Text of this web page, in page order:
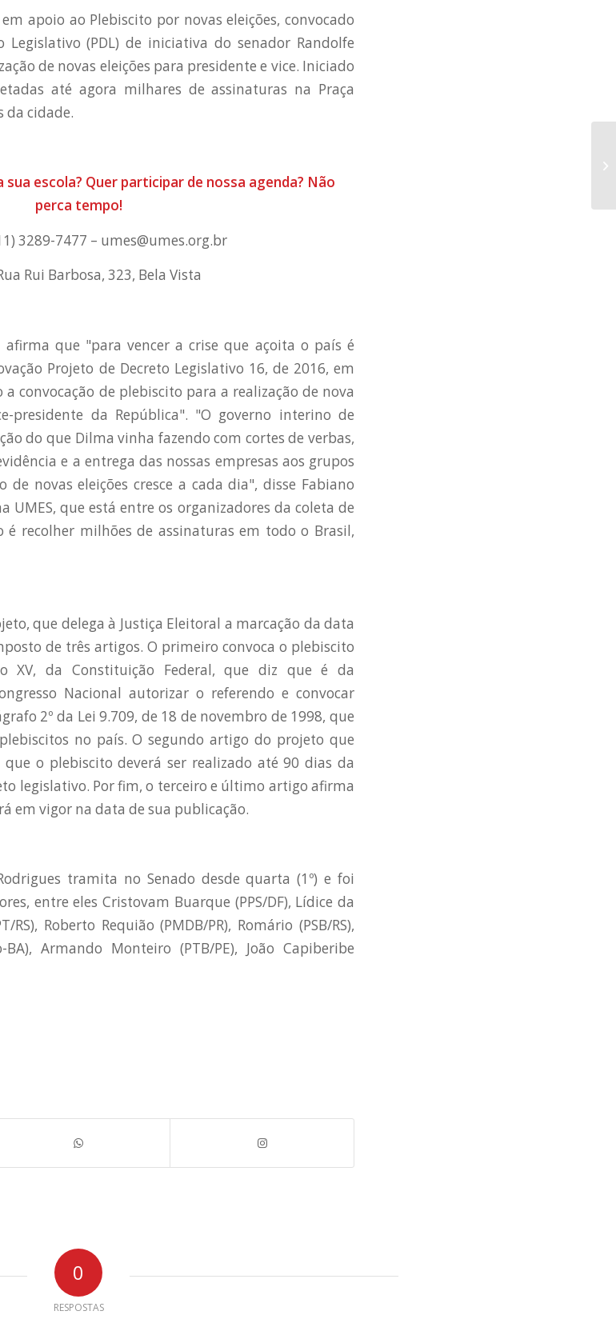
apoio ao Plebiscito por novas eleições, convocado
Legislativo (PDL) de iniciativa do senador Randolfe
de novas eleições para presidente e vice. Iniciado
até agora milhares de assinaturas na Praça
da cidade.
escola? Quer participar de nossa agenda? Não
perca tempo!
3289-7477 – umes@umes.org.br
Rui Barbosa, 323, Bela Vista
que "para vencer a crise que açoita o país é
Projeto de Decreto Legislativo 16, de 2016, em
convocação de plebiscito para a realização de nova
presidente da República". "O governo interino de
do que Dilma vinha fazendo com cortes de verbas,
e a entrega das nossas empresas aos grupos
de novas eleições cresce a cada dia", disse Fabiano
UMES, que está entre os organizadores da coleta de
é recolher milhões de assinaturas em todo o Brasil,
que delega à Justiça Eleitoral a marcação da data
de três artigos. O primeiro convoca o plebiscito
XV, da Constituição Federal, que diz que é da
Nacional autorizar o referendo e convocar
2º da Lei 9.709, de 18 de novembro de 1998, que
no país. O segundo artigo do projeto que
que o plebiscito deverá ser realizado até 90 dias da
legislativo. Por fim, o terceiro e último artigo afirma
em vigor na data de sua publicação.
tramita no Senado desde quarta (1º) e foi
entre eles Cristovam Buarque (PPS/DF), Lídice da
RS), Roberto Requião (PMDB/PR), Romário (PSB/RS),
Armando Monteiro (PTB/PE), João Capiberibe
0
RESPOSTAS